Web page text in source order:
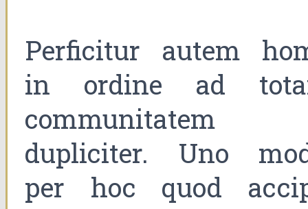
Perficitur autem
in ordine ad
communitatem
dupliciter. Uno
per hoc quod